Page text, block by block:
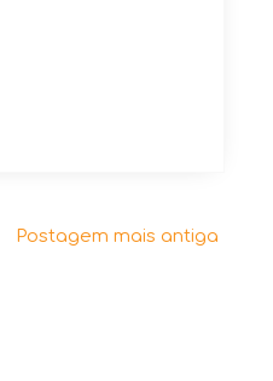
Postagem mais antiga